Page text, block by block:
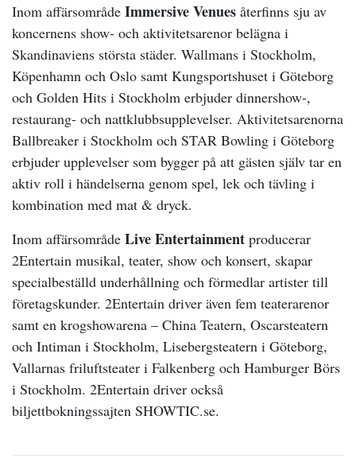
Inom affärsområde Immersive Venues återfinns sju av
koncernens show- och aktivitetsarenor belägna i
Skandinaviens största städer. Wallmans i Stockholm,
Köpenhamn och Oslo samt Kungsportshuset i Göteborg
och Golden Hits i Stockholm erbjuder dinnershow-,
restaurang- och nattklubbsupplevelser. Aktivitetsarenorna
Ballbreaker i Stockholm och STAR Bowling i Göteborg
erbjuder upplevelser som bygger på att gästen själv tar en
aktiv roll i händelserna genom spel, lek och tävling i
kombination med mat & dryck.
Inom affärsområde Live Entertainment producerar
2Entertain musikal, teater, show och konsert, skapar
specialbeställd underhållning och förmedlar artister till
företagskunder. 2Entertain driver även fem teaterarenor
samt en krogshowarena – China Teatern, Oscarsteatern
och Intiman i Stockholm, Lisebergsteatern i Göteborg,
Vallarnas friluftsteater i Falkenberg och Hamburger Börs
i Stockholm. 2Entertain driver också
biljettbokningssajten SHOWTIC.se.